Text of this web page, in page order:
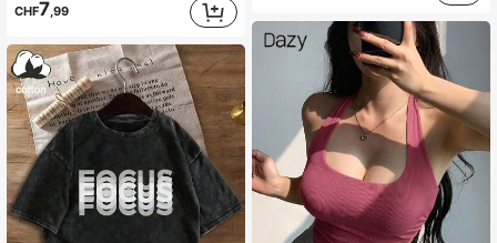
CHF7,99